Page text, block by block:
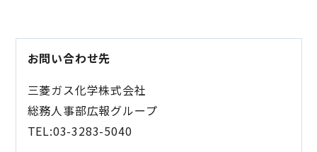
お問い合わせ先
三菱ガス化学株式会社
総務人事部広報グループ
TEL:03-3283-5040